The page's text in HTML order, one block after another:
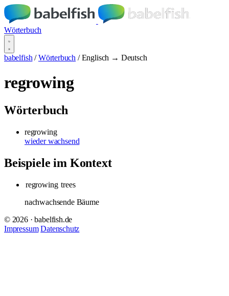
Wörterbuch
babelfish / Wörterbuch / Englisch → Deutsch
regrowing
Wörterbuch
regrowing
wieder wachsend
Beispiele im Kontext
regrowing trees
nachwachsende Bäume
© 2026 · babelfish.de
Impressum Datenschutz